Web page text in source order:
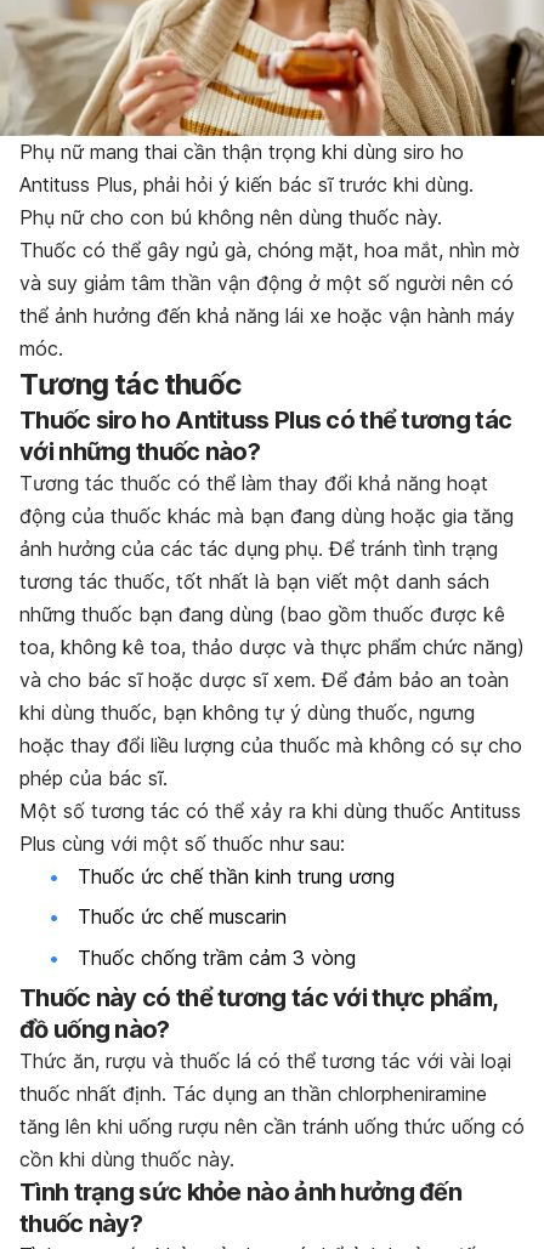
Phụ nữ mang thai cần thận trọng khi dùng siro ho
Antituss Plus, phải hỏi ý kiến bác sĩ trước khi dùng.
Phụ nữ cho con bú không nên dùng thuốc này.
Thuốc có thể gây ngủ gà, chóng mặt, hoa mắt, nhìn mờ
và suy giảm tâm thần vận động ở một số người nên có
thể ảnh hưởng đến khả năng lái xe hoặc vận hành máy
móc.
Tương tác thuốc
Thuốc siro ho Antituss Plus có thể tương tác
với những thuốc nào?
Tương tác thuốc có thể làm thay đổi khả năng hoạt
động của thuốc khác mà bạn đang dùng hoặc gia tăng
ảnh hưởng của các tác dụng phụ. Để tránh tình trạng
tương tác thuốc, tốt nhất là bạn viết một danh sách
những thuốc bạn đang dùng (bao gồm thuốc được kê
toa, không kê toa, thảo dược và thực phẩm chức năng)
và cho bác sĩ hoặc dược sĩ xem. Để đảm bảo an toàn
khi dùng thuốc, bạn không tự ý dùng thuốc, ngưng
hoặc thay đổi liều lượng của thuốc mà không có sự cho
phép của bác sĩ.
Một số tương tác có thể xảy ra khi dùng thuốc Antituss
Plus cùng với một số thuốc như sau:
Thuốc ức chế thần kinh trung ương
Thuốc ức chế muscarin
Thuốc chống trầm cảm 3 vòng
Thuốc này có thể tương tác với thực phẩm,
đồ uống nào?
Thức ăn, rượu và thuốc lá có thể tương tác với vài loại
thuốc nhất định. Tác dụng an thần chlorpheniramine
tăng lên khi uống rượu nên cần tránh uống thức uống có
cồn khi dùng thuốc này.
Tình trạng sức khỏe nào ảnh hưởng đến
thuốc này?